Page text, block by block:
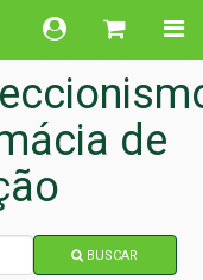
BUSCAR